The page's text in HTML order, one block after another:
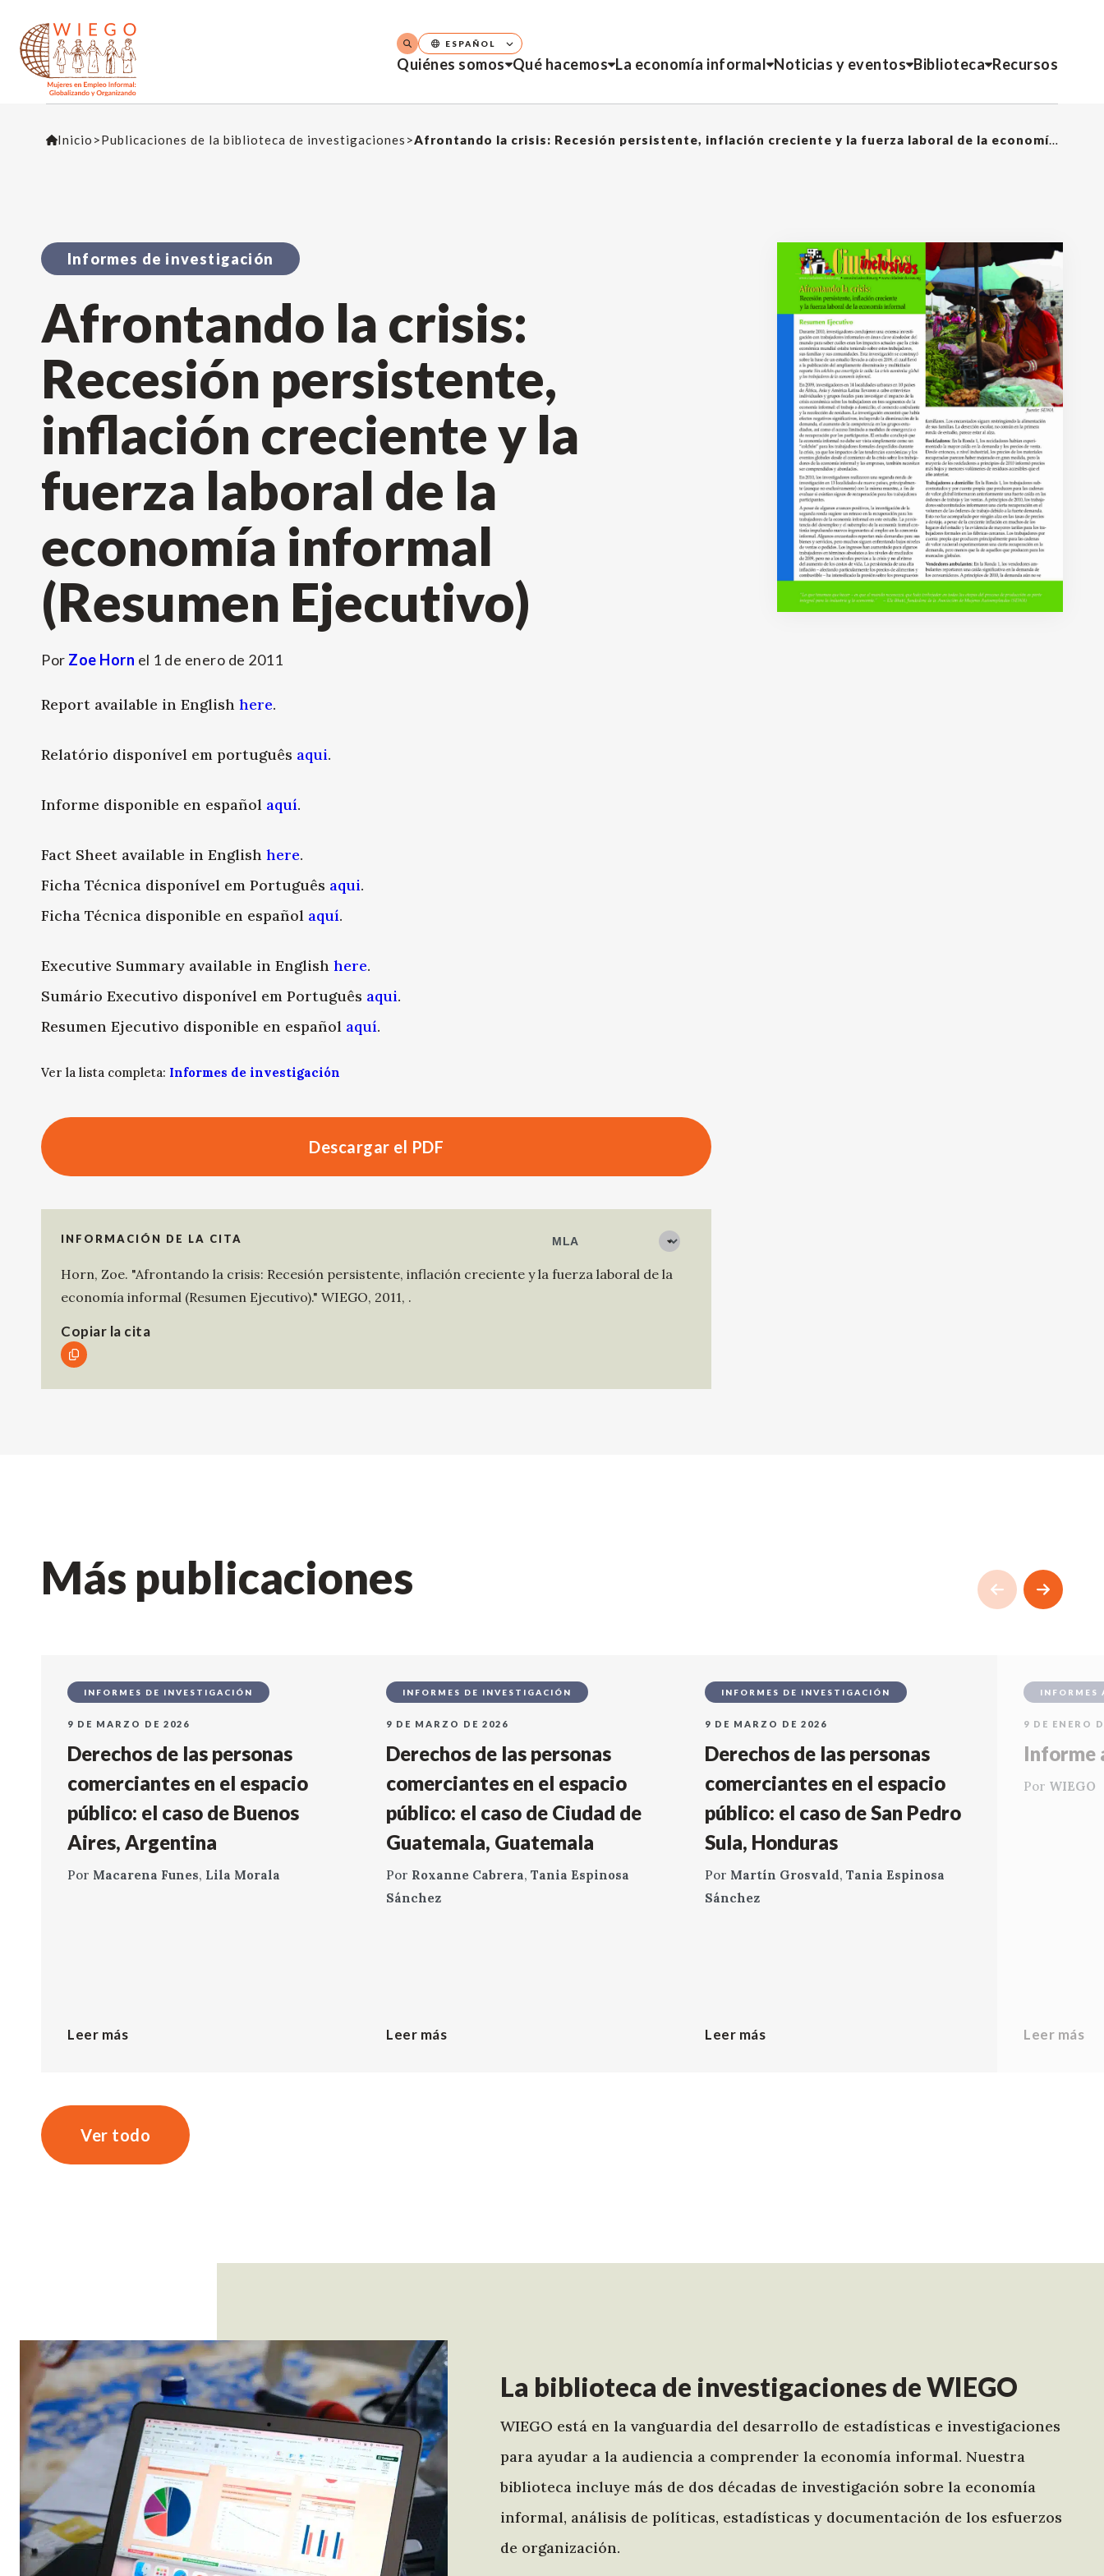
Quiénes somos Qué hacemos La economía informal Noticias y eventos Biblioteca Recursos
ESPAÑOL
Inicio >Publicaciones de la biblioteca de investigaciones > Afrontando la crisis: Recesión persistente, inflación creciente y la fuerza laboral de la economía informal (Resumen Ejecutivo)
Informes de investigación
Afrontando la crisis:
Recesión persistente,
inflación creciente y la
fuerza laboral de la
economía informal
(Resumen Ejecutivo)
Por Zoe Horn el 1 de enero de 2011
Report available in English here.
Relatório disponível em português aqui.
Informe disponible en español aquí.
Fact Sheet available in English here.
Ficha Técnica disponível em Português aqui.
Ficha Técnica disponible en español aquí.
Executive Summary available in English here.
Sumário Executivo disponível em Português aqui.
Resumen Ejecutivo disponible en español aquí.
Ver la lista completa: Informes de investigación
Descargar el PDF
INFORMACIÓN DE LA CITA
Horn, Zoe. "Afrontando la crisis: Recesión persistente, inflación creciente y la fuerza laboral de la
economía informal (Resumen Ejecutivo)." WIEGO, 2011, .
Copiar la cita
Más publicaciones
INFORMES DE INVESTIGACIÓN
9 DE MARZO DE 2026
Derechos de las personas
comerciantes en el espacio
público: el caso de Buenos
Aires, Argentina
Por Macarena Funes, Lila Morala
Leer más
INFORMES DE INVESTIGACIÓN
9 DE MARZO DE 2026
Derechos de las personas
comerciantes en el espacio
público: el caso de Ciudad de
Guatemala, Guatemala
Por Roxanne Cabrera, Tania Espinosa
Sánchez
Leer más
INFORMES DE INVESTIGACIÓN
9 DE MARZO DE 2026
Derechos de las personas
comerciantes en el espacio
público: el caso de San Pedro
Sula, Honduras
Por Martín Grosvald, Tania Espinosa
Sánchez
Leer más
INFORMES
9 DE ENERO
Informe
Por WIEGO
Leer más
Ver todo
La biblioteca de investigaciones de WIEGO
WIEGO está en la vanguardia del desarrollo de estadísticas e investigaciones
para ayudar a la audiencia a comprender la economía informal. Nuestra
biblioteca incluye más de dos décadas de investigación sobre la economía
informal, análisis de políticas, estadísticas y documentación de los esfuerzos
de organización.